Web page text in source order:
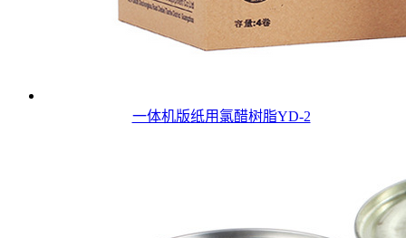
一体机版纸用氯醋树脂YD-2